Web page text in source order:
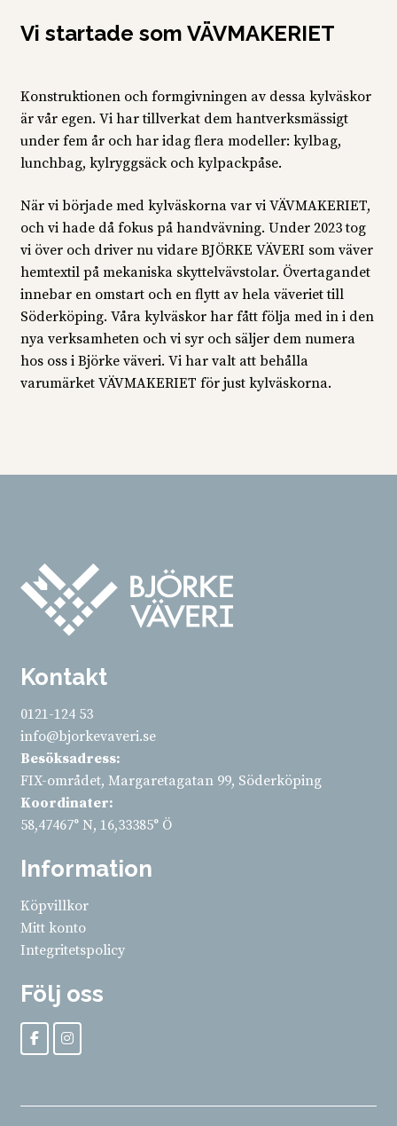
Vi startade som VÄVMAKERIET
Konstruktionen och formgivningen av dessa kylväskor
är vår egen. Vi har tillverkat dem hantverksmässigt
under fem år och har idag flera modeller: kylbag,
lunchbag, kylryggsäck och kylpackpåse.
När vi började med kylväskorna var vi VÄVMAKERIET,
och vi hade då fokus på handvävning. Under 2023 tog
vi över och driver nu vidare BJÖRKE VÄVERI som väver
hemtextil på mekaniska skyttelvävstolar. Övertagandet
innebar en omstart och en flytt av hela väveriet till
Söderköping. Våra kylväskor har fått följa med in i den
nya verksamheten och vi syr och säljer dem numera
hos oss i Björke väveri. Vi har valt att behålla
varumärket VÄVMAKERIET för just kylväskorna.
Kontakt
0121-124 53
info@bjorkevaveri.se
Besöksadress:
FIX-området, Margaretagatan 99, Söderköping
Koordinater:
58,47467° N, 16,33385° Ö
Information
Köpvillkor
Mitt konto
Integritetspolicy
Följ oss